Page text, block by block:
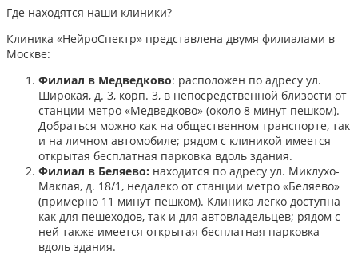
Где находятся наши клиники?
Клиника «НейроСпектр» представлена двумя филиалами в
Москве:​
Филиал в Медведково: расположен по адресу ул.
Широкая, д. 3, корп. 3, в непосредственной близости от
станции метро «Медведково» (около 8 минут пешком).
Добраться можно как на общественном транспорте, так
и на личном автомобиле; рядом с клиникой имеется
открытая бесплатная парковка вдоль здания.
Филиал в Беляево: находится по адресу ул. Миклухо-
Маклая, д. 18/1, недалеко от станции метро «Беляево»
(примерно 11 минут пешком). Клиника легко доступна
как для пешеходов, так и для автовладельцев; рядом с
ней также имеется открытая бесплатная парковка
вдоль здания.